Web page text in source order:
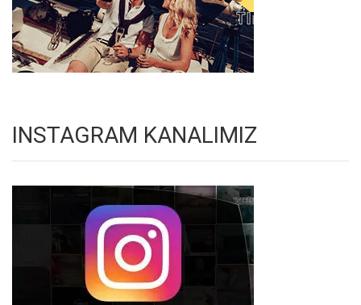
INSTAGRAM KANALIMIZ